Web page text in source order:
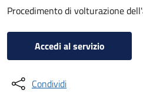
Procedimento di volturazione
Accedi al servizio
Condividi